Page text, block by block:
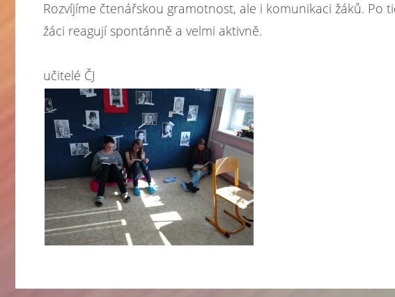
Rozvíjíme čtenářskou gramotnost, ale i komunikaci žáků. Po
žáci reagují spontánně a velmi aktivně.
učitelé ČJ